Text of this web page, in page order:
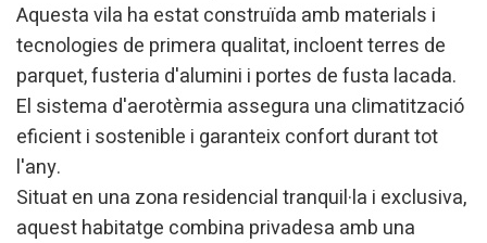
Aquesta vila ha estat construïda amb materials i
tecnologies de primera qualitat, incloent terres de
parquet, fusteria d'alumini i portes de fusta lacada.
El sistema d'aerotèrmia assegura una climatització
eficient i sostenible i garanteix confort durant tot
l'any.
Situat en una zona residencial tranquil·la i exclusiva,
aquest habitatge combina privadesa amb una
Modificar cookies
Tècniques i funcionals
Aquest lloc web utilitza cookies pròpies per recopilar
informació amb la finalitat de millorar els nostres serveis.
Si continua navegant, suposa l'acceptació de la instal·lació